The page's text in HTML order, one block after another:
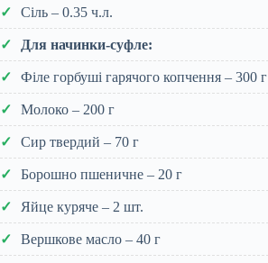
Сіль – 0.35 ч.л.
Для начинки-суфле:
Філе горбуші гарячого копчення – 300 г
Молоко – 200 г
Сир твердий – 70 г
Борошно пшеничне – 20 г
Яйце куряче – 2 шт.
Вершкове масло – 40 г